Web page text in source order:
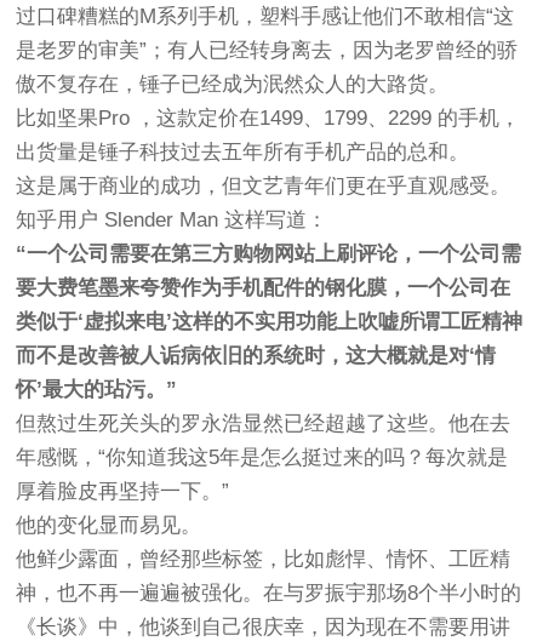
过口碑糟糕的M系列手机，塑料手感让他们不敢相信“这
是老罗的审美”；有人已经转身离去，因为老罗曾经的骄
傲不复存在，锤子已经成为泯然众人的大路货。
比如坚果Pro ，这款定价在1499、1799、2299 的手机，
出货量是锤子科技过去五年所有手机产品的总和。
这是属于商业的成功，但文艺青年们更在乎直观感受。
知乎用户 Slender Man 这样写道：
“一个公司需要在第三方购物网站上刷评论，一个公司需
要大费笔墨来夸赞作为手机配件的钢化膜，一个公司在
类似于‘虚拟来电’这样的不实用功能上吹嘘所谓工匠精神
而不是改善被人诟病依旧的系统时，这大概就是对‘情
怀’最大的玷污。”
但熬过生死关头的罗永浩显然已经超越了这些。他在去
年感慨，“你知道我这5年是怎么挺过来的吗？每次就是
厚着脸皮再坚持一下。”
他的变化显而易见。
他鲜少露面，曾经那些标签，比如彪悍、情怀、工匠精
神，也不再一遍遍被强化。在与罗振宇那场8个半小时的
《长谈》中，他谈到自己很庆幸，因为现在不需要用讲